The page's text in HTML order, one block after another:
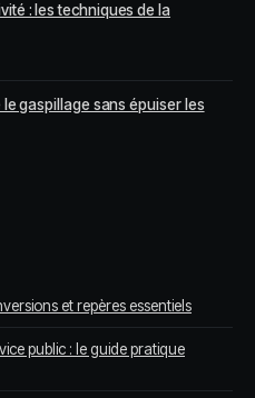
: les techniques de la
gaspillage sans épuiser les
et repères essentiels
public : le guide pratique